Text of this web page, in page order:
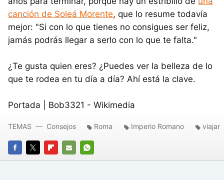
canción de Soleá Morente, que lo resume todavía
mejor: "Si con lo que tienes no consigues ser feliz,
jamás podrás llegar a serlo con lo que te falta."
¿Te gusta quien eres? ¿Puedes ver la belleza de lo
que te rodea en tu día a día? Ahí está la clave.
Portada | Bob3321 - Wikimedia
FACEBOOK
TWITTERFLIPBOARD
E-
WHATSAPP
TEMAS Consejos Roma Imperio Romano viajar